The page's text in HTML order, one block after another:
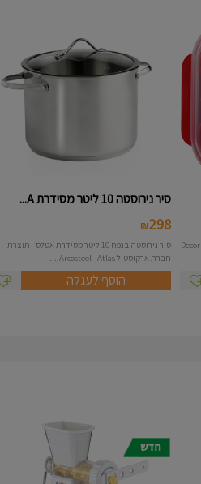
כלי להכנת ביצים עלומות במיקרוגל תוצרת חברת Decor
סיר נירוסטה 10 ליטר מסידרת A...
298
₪
סיר נירוסטה בנפח 10 ליטר מסידרת אטלס - תוצרת
חברת ארקוסטיל Arcosteel - Atlas....
הוסף לעגלה